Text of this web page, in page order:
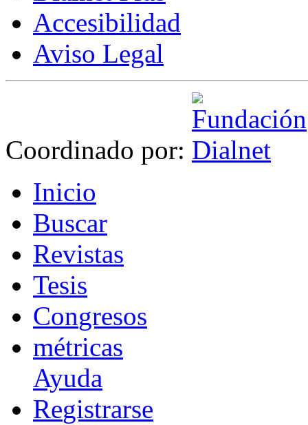
Accesibilidad
Aviso Legal
Coordinado por:
Inicio
Buscar
Revistas
Tesis
Congresos
métricas
Ayuda
Registrarse